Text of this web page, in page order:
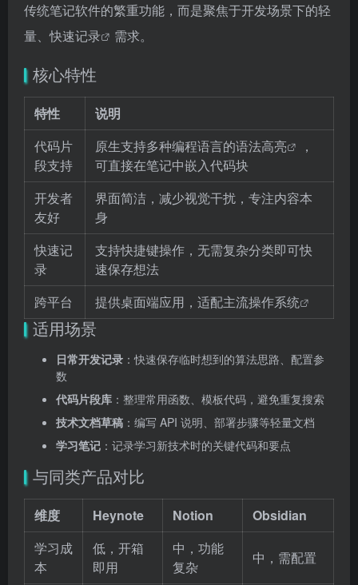
传统笔记软件的繁重功能，而是聚焦于开发场景下的轻
量、快速记录 需求。
核心特性
特性
说明
代码片
段支持
原生支持多种编程语言的语法高亮
，
可直接在笔记中嵌入代码块
开发者
友好
界面简洁，减少视觉干扰，专注内容本
身
快速记
录
支持快捷键操作，无需复杂分类即可快
速保存想法
跨平台
提供桌面端应用，适配主流操作系统
适用场景
日常开发记录 ：快速保存临时想到的算法思路、配置参
数
代码片段库 ：整理常用函数、模板代码，避免重复搜索
技术文档草稿 ：编写 API 说明、部署步骤等轻量文档
学习笔记 ：记录学习新技术时的关键代码和要点
与同类产品对比
维度 Heynote Notion
Obsidian
学习成
本
低，开箱
即用
中，功能
复杂
中，需配置